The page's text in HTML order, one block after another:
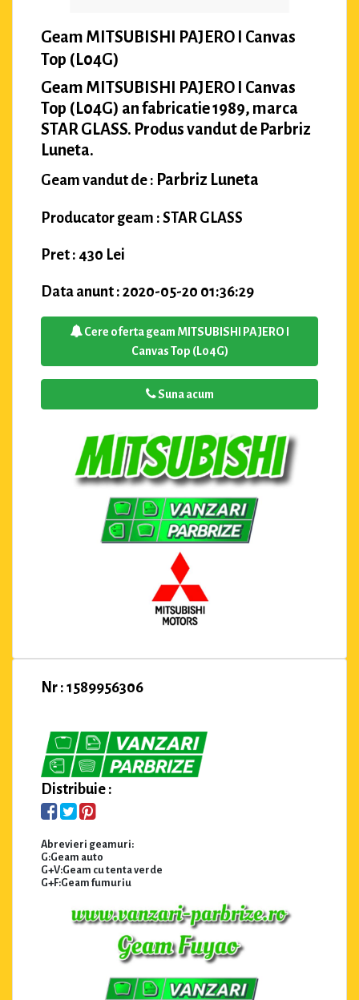
Geam MITSUBISHI PAJERO I Canvas
Top (L04G)
Geam MITSUBISHI PAJERO I Canvas
Top (L04G) an fabricatie 1989, marca
STAR GLASS. Produs vandut de Parbriz
Luneta.
Geam vandut de : Parbriz Luneta
Producator geam : STAR GLASS
Pret : 430 Lei
Data anunt : 2020-05-20 01:36:29
Cere oferta geam MITSUBISHI PAJERO I
Canvas Top (L04G)
Suna acum
Nr : 1589956306
Distribuie :
Abrevieri geamuri:
G:Geam auto
G+V:Geam cu tenta verde
G+F:Geam fumuriu